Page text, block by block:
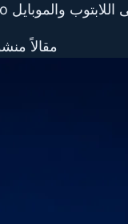
مقالاً